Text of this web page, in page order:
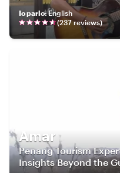
Io parlo:English
(237reviews)
Amar
Penang Tourism
Insights Beyond the